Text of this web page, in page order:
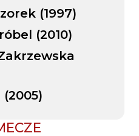
(1997)
(2010)